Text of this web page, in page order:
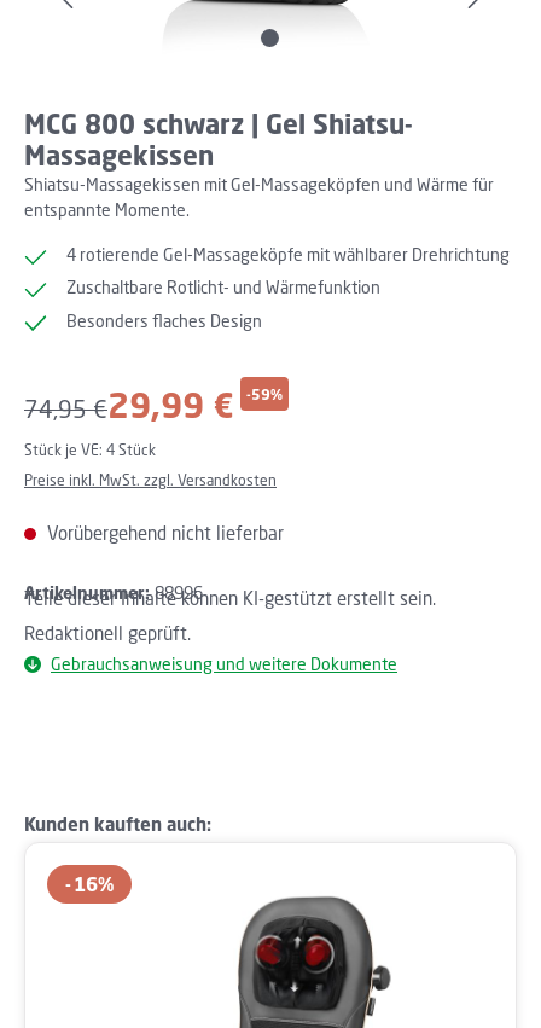
MCG 800 schwarz | Gel Shiatsu-
Massagekissen
Shiatsu-Massagekissen mit Gel-Massageköpfen und Wärme für
entspannte Momente.
4 rotierende Gel-Massageköpfe mit wählbarer Drehrichtung
Zuschaltbare Rotlicht- und Wärmefunktion
Besonders flaches Design
29,99 € -59%
Regulärer Preis:
74,95 €
Stück je VE: 4 Stück
Preise inkl. MwSt. zzgl. Versandkosten
Vorübergehend nicht lieferbar
Artikelnummer:88996
Teile dieser Inhalte können KI-gestützt erstellt sein.
Redaktionell geprüft.
Gebrauchsanweisung und weitere Dokumente
Produktgalerie überspringen
Kunden kauften auch:
16%